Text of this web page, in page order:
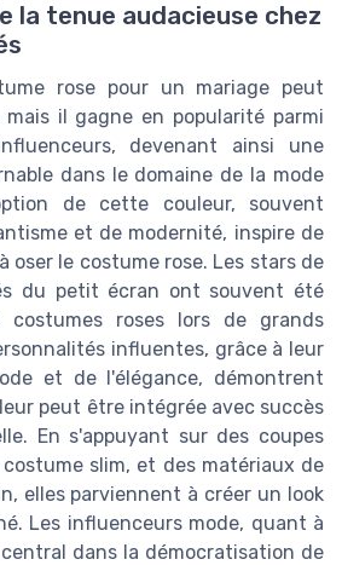
la tenue audacieuse chez
rose pour un mariage peut
mais il gagne en popularité parmi
devenant ainsi une
dans le domaine de la mode
de cette couleur, souvent
et de modernité, inspire de
oser le costume rose. Les stars de
du petit écran ont souvent été
costumes roses lors de grands
influentes, grâce à leur
et de l'élégance, démontrent
peut être intégrée avec succès
En s'appuyant sur des coupes
slim, et des matériaux de
elles parviennent à créer un look
Les influenceurs mode, quant à
dans la démocratisation de